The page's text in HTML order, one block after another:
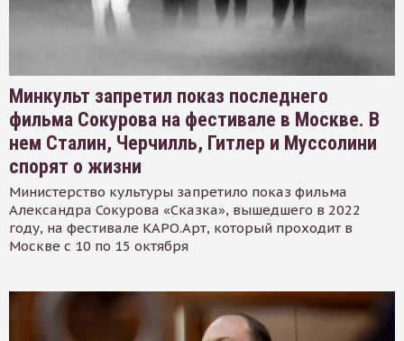
Минкульт запретил показ последнего
фильма Сокурова на фестивале в Москве. В
нем Сталин, Черчилль, Гитлер и Муссолини
спорят о жизни
Министерство культуры запретило показ фильма
Александра Сокурова «Сказка», вышедшего в 2022
году, на фестивале КАРО.Арт, который проходит в
Москве с 10 по 15 октября